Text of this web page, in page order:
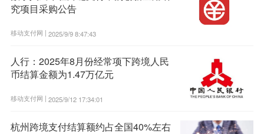
究项目采购公告
移动支付网 | 2025/9/9 8:47:43
人行：2025年8月份经常项下跨境人民
币结算金额为1.47万亿元
移动支付网 | 2025/9/12 17:34:01
杭州跨境支付结算额约占全国40%左右